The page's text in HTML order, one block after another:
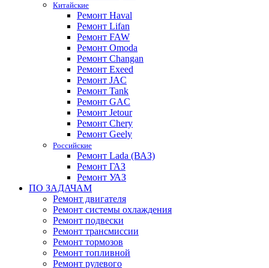
Китайские
Ремонт Haval
Ремонт Lifan
Ремонт FAW
Ремонт Omoda
Ремонт Changan
Ремонт Exeed
Ремонт JAC
Ремонт Tank
Ремонт GAC
Ремонт Jetour
Ремонт Chery
Ремонт Geely
Российские
Ремонт Lada (ВАЗ)
Ремонт ГАЗ
Ремонт УАЗ
ПО ЗАДАЧАМ
Ремонт двигателя
Ремонт системы охлаждения
Ремонт подвески
Ремонт трансмиссии
Ремонт тормозов
Ремонт топливной
Ремонт рулевого